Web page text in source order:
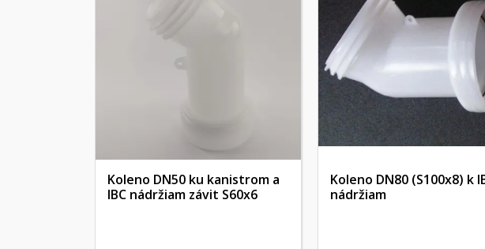
Rýchly náhľad
Koleno DN50 ku kanistrom a
IBC nádržiam závit S60x6
Koleno DN80 (S100x8) k
nádržiam